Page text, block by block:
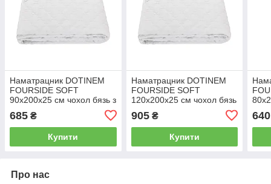
Наматрацник DOTINEM
FOURSIDE SOFT
90х200х25 см чохол бязь з
685 ₴
Купити
Наматрацник DOTINEM
FOURSIDE SOFT
120х200х25 см чохол бязь
905₴
Купити
640
Про нас